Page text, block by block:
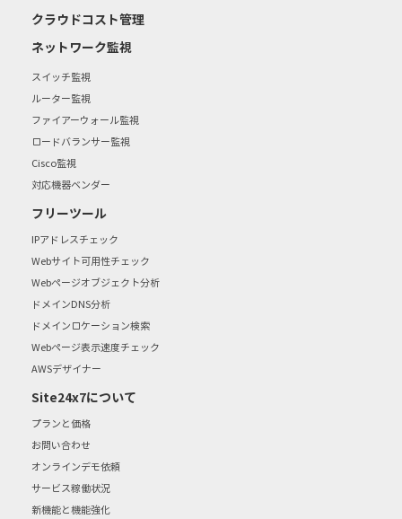
クラウドコスト管理
ネットワーク監視
スイッチ監視
ルーター監視
ファイアーウォール監視
ロードバランサー監視
Cisco監視
対応機器ベンダー
フリーツール
IPアドレスチェック
Webサイト可用性チェック
Webページオブジェクト分析
ドメインDNS分析
ドメインロケーション検索
Webページ表示速度チェック
AWSデザイナー
Site24x7について
プランと価格
お問い合わせ
オンラインデモ依頼
サービス稼働状況
新機能と機能強化